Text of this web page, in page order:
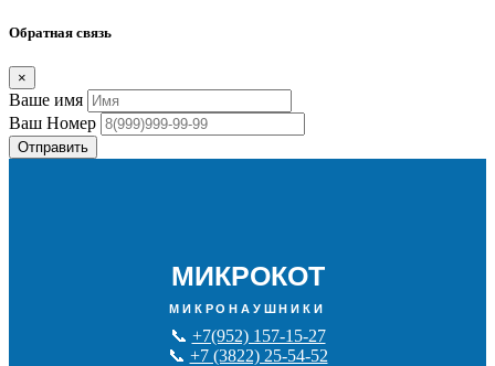
Обратная связь
×
Ваше имя
Ваш Номер
Отправить
МИКРОКОТ
МИКРОНАУШНИКИ
📞 +7(952) 157-15-27
📞 +7 (3822) 25-54-52